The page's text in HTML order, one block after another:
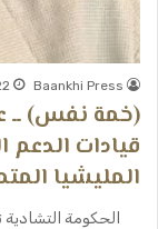
Baankhi Press
22
(خمة نفس) ــ
قيادات الدعم
المليشيا
الحكومة التشادية